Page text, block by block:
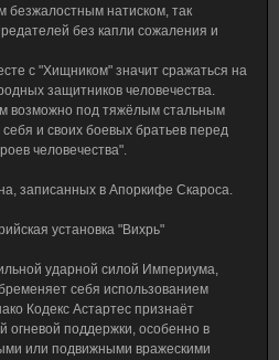
безжалостным натиском, так
без капли сожаления и
с "Хищником" значит сражаться на
защитников человечества.
возможно под тяжёлым стальным
и своих боевых братьев перед
человечества".
записанных в Апоркифе Скароса.
установка "Вихрь"
ударной силой Империума,
себя использованием
Кодекс Астартес признаёт
огневой поддержки, особенно в
или подвижными вражескими